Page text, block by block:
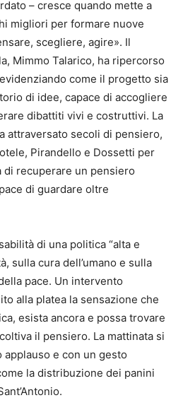
– cresce quando mette a
migliori per formare nuove
scegliere, agire». Il
Mimmo Talarico, ha ripercorso
come il progetto sia
di idee, capace di accogliere
dibattiti vivi e costruttivi. La
attraversato secoli di pensiero,
Pirandello e Dossetti per
recuperare un pensiero
di guardare oltre
di una politica “alta e
sulla cura dell’umano e sulla
pace. Un intervento
alla platea la sensazione che
esista ancora e possa trovare
il pensiero. La mattinata si
e con un gesto
la distribuzione dei panini